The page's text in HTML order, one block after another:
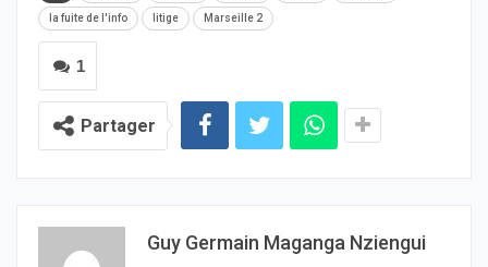
la fuite de l'info litige Marseille 2
1
Partager
Guy Germain Maganga Nziengui